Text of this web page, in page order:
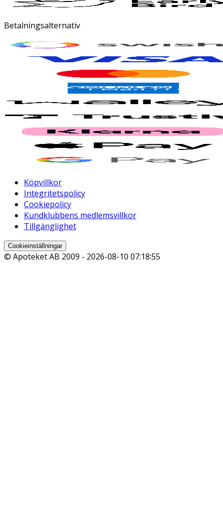
Betalningsalternativ
Köpvillkor
Integritetspolicy
Cookiepolicy
Kundklubbens medlemsvillkor
Tillgänglighet
Cookieinställningar
© Apoteket AB 2009 - 2026-08-10 07:18:55